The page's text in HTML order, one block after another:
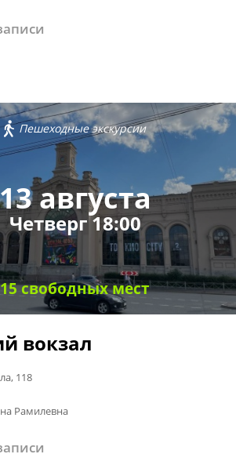
Пешеходные экскурсии
августа
Четверг 18:00
15 свободных мест
вокзал
118
Рамилевна